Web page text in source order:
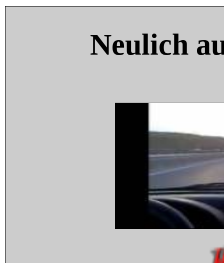
Neulich